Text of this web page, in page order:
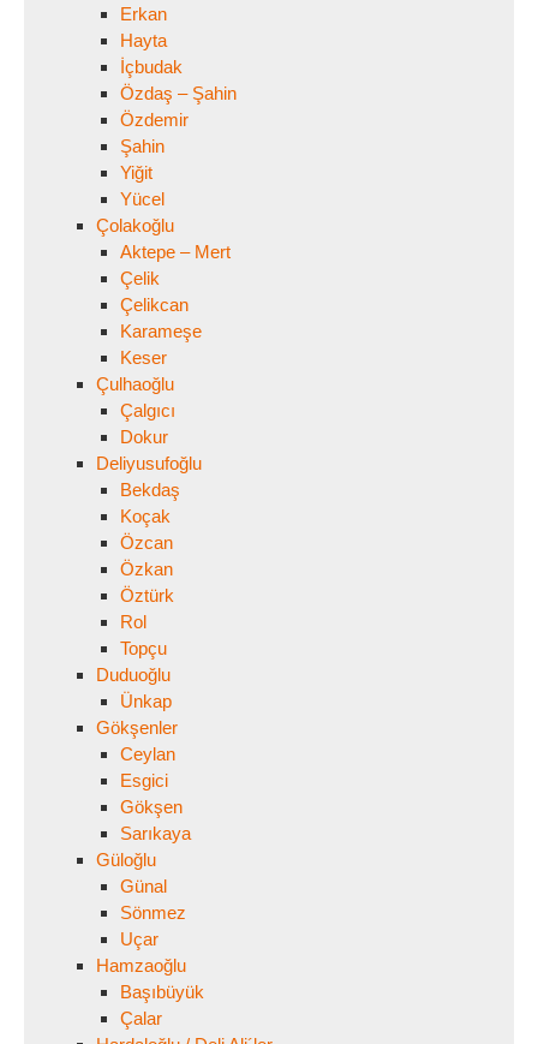
Erkan
Hayta
İçbudak
Özdaş – Şahin
Özdemir
Şahin
Yiğit
Yücel
Çolakoğlu
Aktepe – Mert
Çelik
Çelikcan
Karameşe
Keser
Çulhaoğlu
Çalgıcı
Dokur
Deliyusufoğlu
Bekdaş
Koçak
Özcan
Özkan
Öztürk
Rol
Topçu
Duduoğlu
Ünkap
Gökşenler
Ceylan
Esgici
Gökşen
Sarıkaya
Güloğlu
Günal
Sönmez
Uçar
Hamzaoğlu
Başıbüyük
Çalar